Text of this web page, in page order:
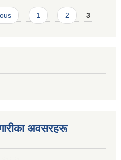
1 2 3
अवसरहरू